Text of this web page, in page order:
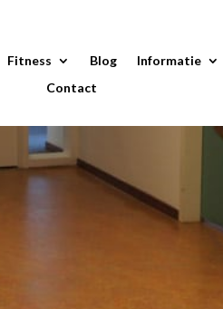
Fitness Blog Informatie
Contact